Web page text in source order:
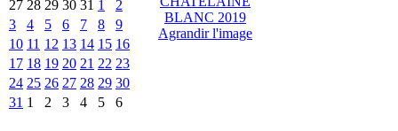
27 28 29 30 31 1
2
3
4 5 6 7 8
9
10 11 12 13 14 15 16
17 18 19 20 21 22 23
24 25 26 27 28 29 30
31 1 2 3 4 5 6
Agrandir l'image